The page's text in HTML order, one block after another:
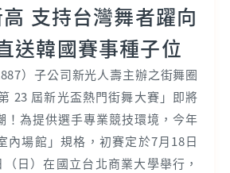
支持台灣舞者躍向
送韓國賽事種子位
）子公司新光人壽主辦之街舞圈
23 屆新光盃熱門街舞大賽」即將
！為提供選手專業競技環境，今年
內場館」規格，初賽定於7月18日
（日）在國立台北商業大學舉行，